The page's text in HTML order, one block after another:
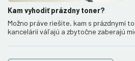
Kam vyhodiť prázdny toner?
Možno práve riešite, kam s prázdnymi
kancelárií váľajú a zbytočne zaberajú